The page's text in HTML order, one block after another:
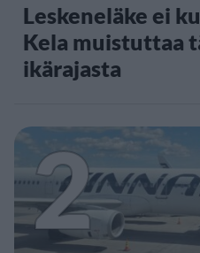
Leskeneläke ei
Kela muistuttaa
ikärajasta
2